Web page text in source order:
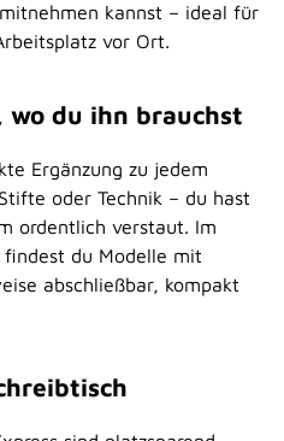
kannst – ideal für
vor Ort.
wo du ihn brauchst
Ergänzung zu jedem
oder Technik – du hast
ordentlich verstaut. Im
findest du Modelle mit
abschließbar, kompakt